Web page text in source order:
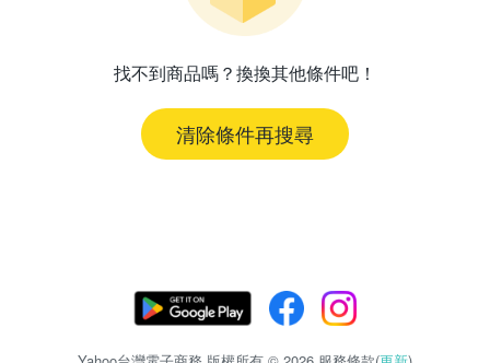
找不到商品嗎？換換其他條件吧！
清除條件再搜尋